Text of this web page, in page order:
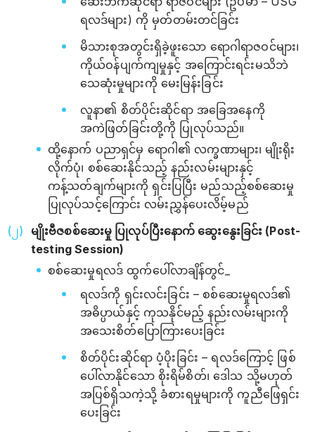
ရလဒ်များ) ကို မှတ်တမ်းတင်ခြင်း
မိသားစုအတွင်းရှိခဲ့ဖူးသော ရောဂါရာဇဝင်များ၊
ကိုယ်ဝန်ပျက်ကျမှုနှင့် အကြောင်းရင်းမသိဘဲ
သေဆုံးမှုများကို မေးမြန်းခြင်း
လူနာ၏ စိတ်ပိုင်းဆိုင်ရာ အခြေအနေကို
အကဲဖြတ်ခြင်းတို့ကို ပြုလုပ်သည်။
ထို့နောက် ပညာရှင်မှ ရောဂါ၏ လက္ခဏာများ၊ မျိုးရိုး
လိုက်ပုံ၊ စစ်ဆေးနိုင်သည့် နည်းလမ်းများနှင့်
ကန့်သတ်ချက်များကို ရှင်းပြပြီး မည်သည့်စစ်ဆေးမှု
ပြုလုပ်သင့်ကြောင်း လမ်းညွှန်ပေးလိမ့်မည်
မျိုးဗီဇစစ်ဆေးမှု ပြုလုပ်ပြီးနောက် ဆွေးနွေးခြင်း (Post-
testing Session)
စစ်ဆေးမှုရလဒ် ထွက်ပေါ်လာချိန်တွင်_
ရလဒ်ကို ရှင်းလင်းခြင်း – စစ်ဆေးမှုရလဒ်၏
အဓိပ္ပာယ်နှင့် ကုသနိုင်မည့် နည်းလမ်းများကို
အသေးစိတ်ပြောကြားပေးခြင်း
စိတ်ပိုင်းဆိုင်ရာ ပံ့ပိုးခြင်း – ရလဒ်ကြောင့် ဖြစ်
ပေါ်လာနိုင်သော စိုးရိမ်စိတ်၊ ဒေါသ သို့မဟုတ်
အပြစ်ရှိသကဲ့သို့ ခံစားရမှုများကို ကူညီဖြေရှင်း
ပေးခြင်း